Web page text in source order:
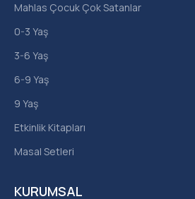
KURUMSAL
Mahlas Çocuk Çok Satanlar
0-3 Yaş
3-6 Yaş
6-9 Yaş
9 Yaş
Etkinlik Kitapları
Masal Setleri